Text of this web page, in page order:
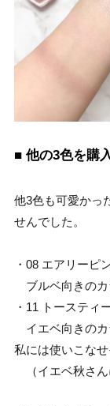
■ 他の3色を購
他3色も可愛かっ
せんでした。
・08 エアリーピ
ブルベ向きのカ
・11 トースティ
イエベ向きのカ
私には使いこな
（イエベ秋さん